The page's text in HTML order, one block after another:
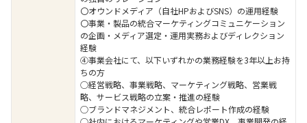
〇オウンドメディア（自社HPおよびSNS）の運用経験
〇事業・製品の統合マーケティングコミュニケーション
の企画・メディア選定・運用実務およびディレクション
経験
④事業会社にて、以下いずれかの業務経験を3年以上お持
ちの方
○経営戦略、事業戦略、マーケティング戦略、営業戦
略、サービス戦略の立案・推進の経験
○ブランドマネジメント、統合レポート作成の経験